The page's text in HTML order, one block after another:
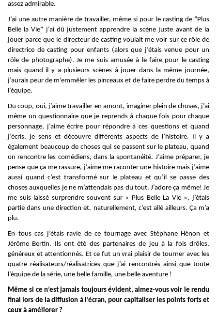
assez admirable.
J’ai une autre manière de travailler, même si pour le casting de “Plus
Belle la Vie” j’ai dû justement apprendre la scène juste avant de la
jouer parce que le directeur de casting voulait me voir sur ce rôle de
directrice de casting pour enfants (alors que j’étais venue pour un
rôle de photographe). Je me suis amusée à le faire pour le casting
mais quand il y a plusieurs scènes à jouer dans la même journée,
j’aurais peur de m’emmêler les pinceaux et de faire perdre du temps à
l’équipe.
Du coup, oui, j’aime travailler en amont, imaginer plein de choses, j’ai
même un questionnaire que je reprends à chaque fois pour chaque
personnage, j’aime écrire pour répondre à ces questions et quand
j’écris, je sens et découvre différents aspects de l’histoire. Il y a
également beaucoup de choses qui se passent sur le plateau, quand
on rencontre les comédiens, dans la spontanéité. J’aime préparer, je
pense que ça me rassure, j’aime me raconter une histoire mais j’aime
aussi quand c’est transformé sur le plateau et qu’il se passe des
choses auxquelles je ne m’attendais pas du tout. J’adore ça même! Je
me suis laissé surprendre souvent sur « Plus Belle La Vie », j’étais
partie dans une direction et, naturellement, c’est allé ailleurs. Ça m’a
plu.
En tous cas j’étais ravie de ce tournage avec Stéphane Hénon et
Jérôme Bertin. Ils ont été des partenaires de jeu à la fois drôles,
généreux et attentionnés. Et ce fut un vrai plaisir de tourner avec les
quatre réalisateurs/réalisatrices que j’ai rencontrés ainsi que toute
l’équipe de la série, une belle famille, une belle aventure !
Même si ce n’est jamais toujours évident, aimez-vous voir le rendu
final lors de la diffusion à l’écran, pour capitaliser les points forts et
ceux à améliorer ?